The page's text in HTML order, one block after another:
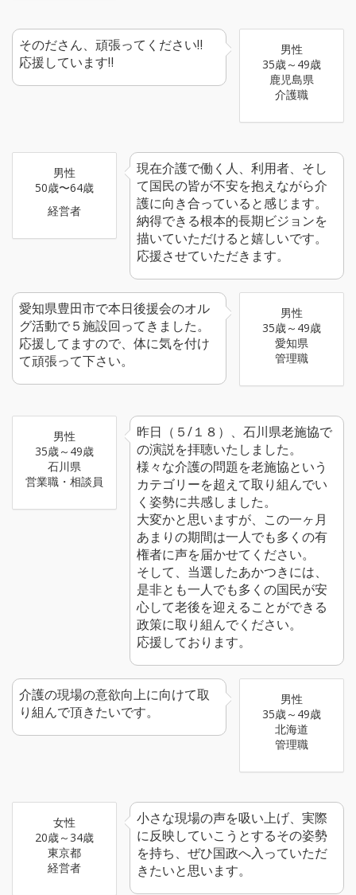
そのださん、頑張ってください‼
応援しています‼
男性
35歳～49歳
鹿児島県
介護職
男性
50歳〜64歳
経営者
現在介護で働く人、利用者、そし
て国民の皆が不安を抱えながら介
護に向き合っていると感じます。
納得できる根本的長期ビジョンを
描いていただけると嬉しいです。
応援させていただきます。
愛知県豊田市で本日後援会のオル
グ活動で５施設回ってきました。
応援してますので、体に気を付け
て頑張って下さい。
男性
35歳～49歳
愛知県
管理職
男性
35歳～49歳
石川県
営業職・相談員
昨日（５/１８）、石川県老施協で
の演説を拝聴いたしました。
様々な介護の問題を老施協という
カテゴリーを超えて取り組んでい
く姿勢に共感しました。
大変かと思いますが、この一ヶ月
あまりの期間は一人でも多くの有
権者に声を届かせてください。
そして、当選したあかつきには、
是非とも一人でも多くの国民が安
心して老後を迎えることができる
政策に取り組んでください。
応援しております。
介護の現場の意欲向上に向けて取
り組んで頂きたいです。
男性
35歳～49歳
北海道
管理職
女性
20歳～34歳
東京都
経営者
小さな現場の声を吸い上げ、実際
に反映していこうとするその姿勢
を持ち、ぜひ国政へ入っていただ
きたいと思います。